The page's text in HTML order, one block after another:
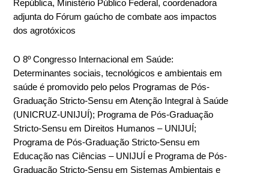
República, Ministério Público Federal, coordenadora
adjunta do Fórum gaúcho de combate aos impactos
dos agrotóxicos
O 8º Congresso Internacional em Saúde:
Determinantes sociais, tecnológicos e ambientais em
saúde é promovido pelo pelos Programas de Pós-
Graduação Stricto-Sensu em Atenção Integral à Saúde
(UNICRUZ-UNIJUÍ); Programa de Pós-Graduação
Stricto-Sensu em Direitos Humanos – UNIJUÍ;
Programa de Pós-Graduação Stricto-Sensu em
Educação nas Ciências – UNIJUÍ e Programa de Pós-
Graduação Stricto-Sensu em Sistemas Ambientais e